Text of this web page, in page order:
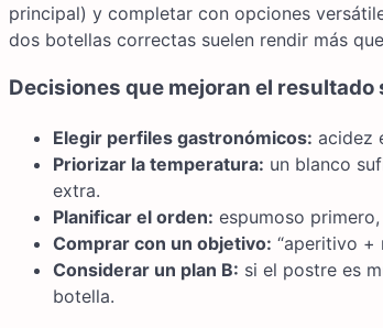
principal) y completar con opciones
dos botellas correctas suelen rendir más
Decisiones que mejoran el
Elegir perfiles gastronómicos: acidez
Priorizar la temperatura: un blanco
extra.
Planificar el orden: espumoso
Comprar con un objetivo: “aperitivo +
Considerar un plan B: si el postre es
botella.